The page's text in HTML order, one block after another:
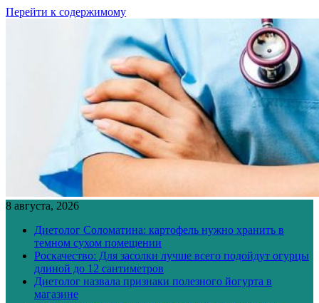
Перейти к содержимому
8 августа, 2026
Диетолог Соломатина: картофель нужно хранить в
темном сухом помещении
Роскачество: Для засолки лучше всего подойдут огурцы
длиной до 12 сантиметров
Диетолог назвала признаки полезного йогурта в
магазине